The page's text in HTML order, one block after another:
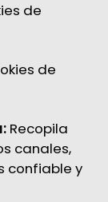
de
de
Recopila
canales,
confiable y